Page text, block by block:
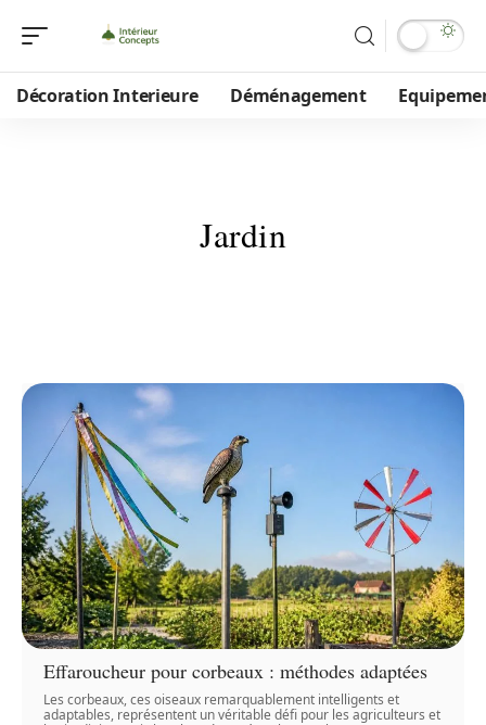
Décoration Interieure Déménagement
Jardin
Effaroucheur pour corbeaux : méthodes adaptées
Les corbeaux, ces oiseaux remarquablement intelligents et
adaptables, représentent un véritable défi pour les agriculteurs et